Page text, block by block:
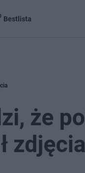
Bestlista
że
zdjęcia